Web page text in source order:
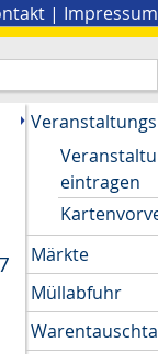
| Impressum
eintragen
Märkte
Müllabfuhr